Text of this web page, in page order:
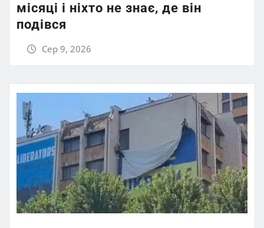
місяці і ніхто не знає, де він
подівся
Сер 9, 2026